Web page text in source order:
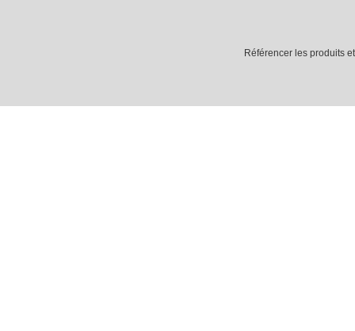
Référencer les produits